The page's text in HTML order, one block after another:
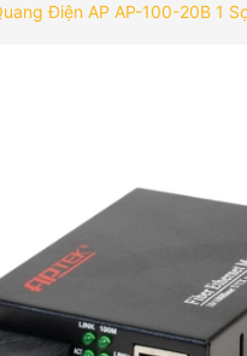
Điện AP AP-100-20B 1